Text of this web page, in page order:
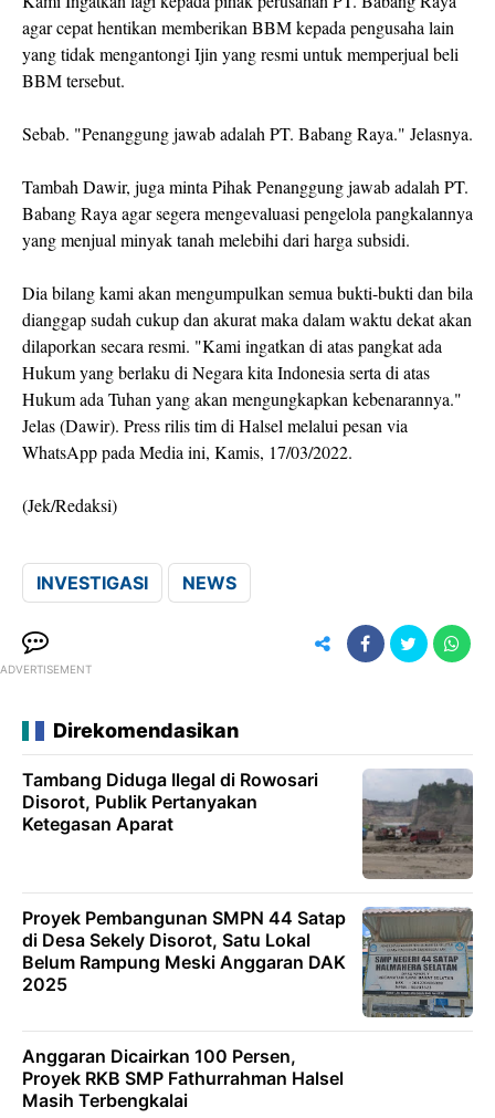
agar cepat hentikan memberikan BBM kepada pengusaha lain
yang tidak mengantongi Ijin yang resmi untuk memperjual beli
BBM tersebut.
Sebab. "Penanggung jawab adalah PT. Babang Raya." Jelasnya.
Tambah Dawir, juga minta Pihak Penanggung jawab adalah PT.
Babang Raya agar segera mengevaluasi pengelola pangkalannya
yang menjual minyak tanah melebihi dari harga subsidi.
Dia bilang kami akan mengumpulkan semua bukti-bukti dan bila
dianggap sudah cukup dan akurat maka dalam waktu dekat akan
dilaporkan secara resmi. "Kami ingatkan di atas pangkat ada
Hukum yang berlaku di Negara kita Indonesia serta di atas
Hukum ada Tuhan yang akan mengungkapkan kebenarannya."
Jelas (Dawir). Press rilis tim di Halsel melalui pesan via
WhatsApp pada Media ini, Kamis, 17/03/2022.
(Jek/Redaksi)
INVESTIGASI NEWS
ADVERTISEMENT
Direkomendasikan
Tambang Diduga Ilegal di Rowosari
Disorot, Publik Pertanyakan
Ketegasan Aparat
Proyek Pembangunan SMPN 44 Satap
di Desa Sekely Disorot, Satu Lokal
Belum Rampung Meski Anggaran DAK
2025
Anggaran Dicairkan 100 Persen,
Proyek RKB SMP Fathurrahman Halsel
Masih Terbengkalai